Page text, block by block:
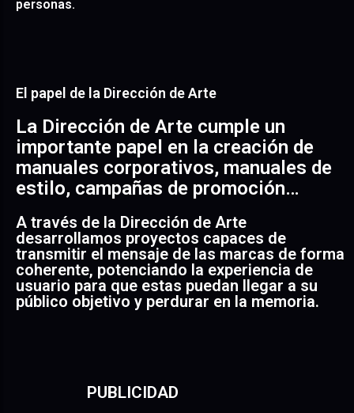
personas.
El papel de la Dirección de Arte
La Dirección de Arte cumple un
importante papel en la creación de
manuales corporativos, manuales de
estilo, campañas de promoción…
A través de la Dirección de Arte
desarrollamos proyectos capaces de
transmitir el mensaje de las marcas de forma
coherente, potenciando la experiencia de
usuario para que estas puedan llegar a su
público objetivo y perdurar en la memoria.
PUBLICIDAD